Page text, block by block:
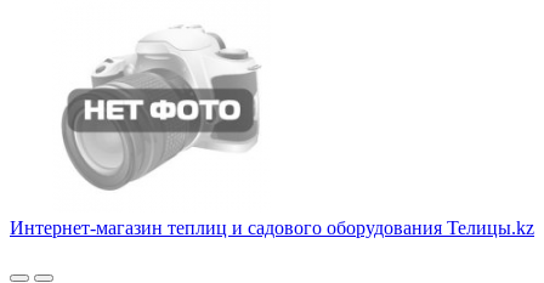
Интернет-магазин теплиц и садового оборудования Телицы.kz